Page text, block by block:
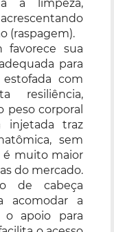
a limpeza,
(raspagem).
favorece sua
para
com
resiliência,
peso corporal
injetada traz
sem
é muito maior
do mercado.
de cabeça
acomodar a
o apoio para